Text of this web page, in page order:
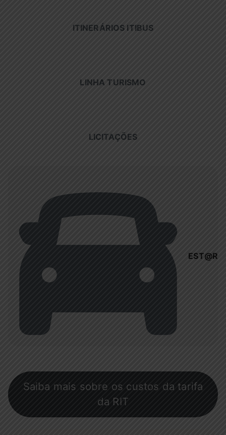
ITINERÁRIOS ITIBUS
LINHA TURISMO
LICITAÇÕES
EST@R
Saiba mais sobre os custos da tarifa
da RIT